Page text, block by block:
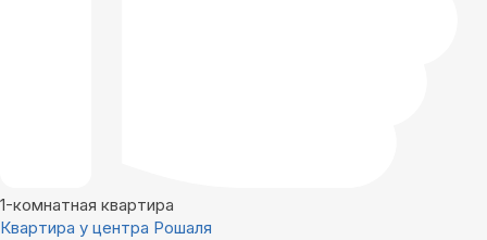
1-комнатная квартира
Квартира у центра Рошаля